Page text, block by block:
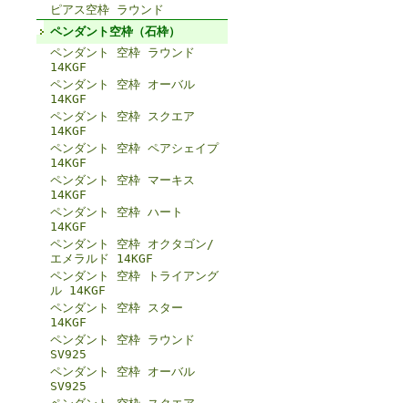
ピアス空枠 ラウンド
ペンダント空枠（石枠）
ペンダント 空枠 ラウンド
14KGF
ペンダント 空枠 オーバル
14KGF
ペンダント 空枠 スクエア
14KGF
ペンダント 空枠 ペアシェイプ
14KGF
ペンダント 空枠 マーキス
14KGF
ペンダント 空枠 ハート
14KGF
ペンダント 空枠 オクタゴン/
エメラルド 14KGF
ペンダント 空枠 トライアング
ル 14KGF
ペンダント 空枠 スター
14KGF
ペンダント 空枠 ラウンド
SV925
ペンダント 空枠 オーバル
SV925